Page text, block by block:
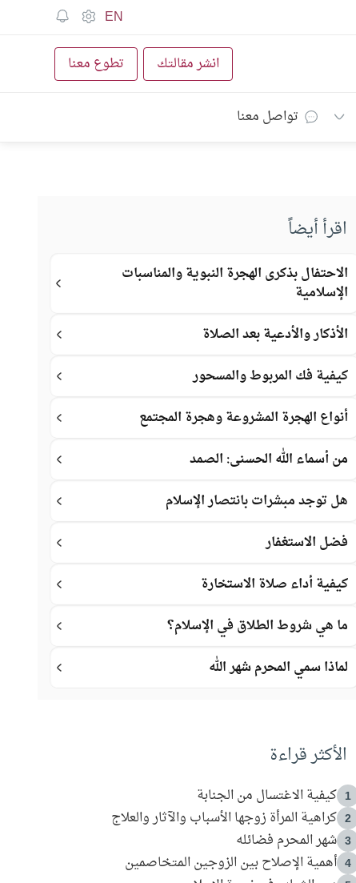
EN
انشر مقالتك تطوع معنا
تواصل معنا
اقرأ أيضاً
الاحتفال بذكرى الهجرة النبوية والمناسبات
الإسلامية
الأذكار والأدعية بعد الصلاة
كيفية فك المربوط والمسحور
أنواع الهجرة المشروعة وهجرة المجتمع
من أسماء الله الحسنى: الصمد
هل توجد مبشرات بانتصار الإسلام
فضل الاستغفار
كيفية أداء صلاة الاستخارة
ما هي شروط الطلاق في الإسلام؟
لماذا سمي المحرم شهر الله
الأكثر قراءة
1 كيفية الاغتسال من الجنابة
2 كراهية المرأة زوجها الأسباب والآثار والعلاج
3 شهر المحرم فضائله
4 أهمية الإصلاح بين الزوجين المتخاصمين